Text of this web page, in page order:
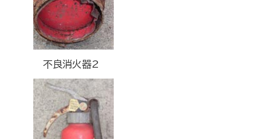
不良消火器2